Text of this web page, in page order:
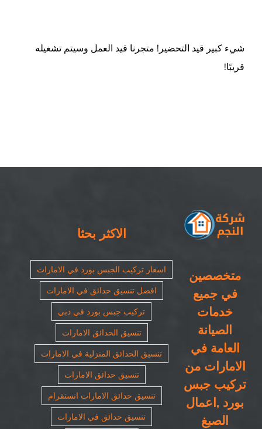
شيء كبير قيد التحضير! متجرنا قيد العمل وسيتم تشغيله
قريبًا!
متخصصين
في جميع
خدمات
الصيانة
العامة في
الامارات من
تركيب جبس
بورد ,اعمال
الصبغ
الاكثر بحثا
اسعار تركيب الجبس بورد في الامارات
افضل تنسيق حدائق في الامارات
تركيب جبس بورد في دبي
تنسيق الحدائق الامارات
تنسيق الحدائق المنزلية في الامارات
تنسيق حدائق الامارات
تنسيق حدائق الامارات انستقرام
تنسيق حدائق في الامارات